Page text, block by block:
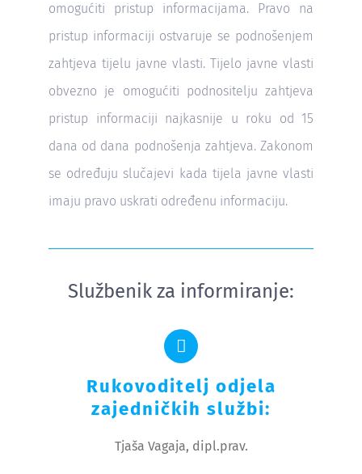
omogućiti pristup informacijama. Pravo na
pristup informaciji ostvaruje se podnošenjem
zahtjeva tijelu javne vlasti. Tijelo javne vlasti
obvezno je omogućiti podnositelju zahtjeva
pristup informaciji najkasnije u roku od 15
dana od dana podnošenja zahtjeva. Zakonom
se određuju slučajevi kada tijela javne vlasti
imaju pravo uskrati određenu informaciju.
Službenik za informiranje:
Rukovoditelj odjela
zajedničkih službi:
Tjaša Vagaja, dipl.prav.